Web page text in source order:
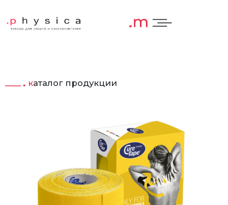
каталог продукции